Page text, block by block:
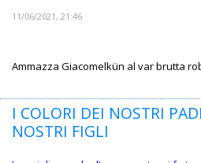
11/06/2021, 21:46
Ammazza Giacomelkün al var brutta
I COLORI DEI NOSTRI
NOSTRI FIGLI